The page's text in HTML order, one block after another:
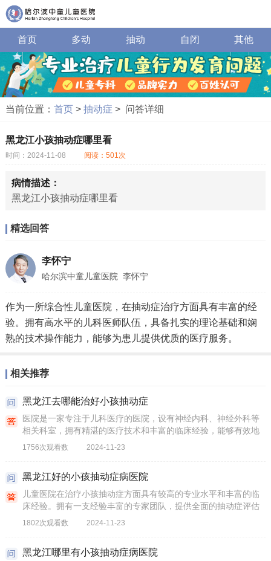
首页 多动 抽动 自闭 其他
当前位置： 首页> 抽动症 > 问答详细
黑龙江小孩抽动症哪里看
时间：2024-11-08 阅读：501次
病情描述：
黑龙江小孩抽动症哪里看
精选回答
李怀宁
哈尔滨中童儿童医院 李怀宁
作为一所综合性儿童医院，在抽动症治疗方面具有丰富的经
验。拥有高水平的儿科医师队伍，具备扎实的理论基础和娴
熟的技术操作能力，能够为患儿提供优质的医疗服务。
相关推荐
黑龙江去哪能治好小孩抽动症
医院是一家专注于儿科医疗的医院，设有神经内科、神经外科等
相关科室，拥有精湛的医疗技术和丰富的临床经验，能够有效地
诊断和治疗各种儿童疾病，包括抽动症。
1756次观看数 2024-11-23
黑龙江好的小孩抽动症病医院
儿童医院在治疗小孩抽动症方面具有较高的专业水平和丰富的临
床经验。拥有一支经验丰富的专家团队，提供全面的抽动症评估
和治疗服务。结合药物治疗、行为疗法、心理干预和家庭支持等
1802次观看数 2024-11-23
黑龙江哪里有小孩抽动症病医院